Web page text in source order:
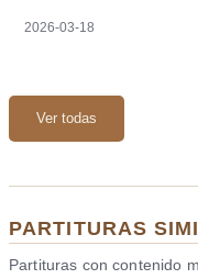
2026-03-18
Ver todas
PARTITURAS
Partituras con contenido